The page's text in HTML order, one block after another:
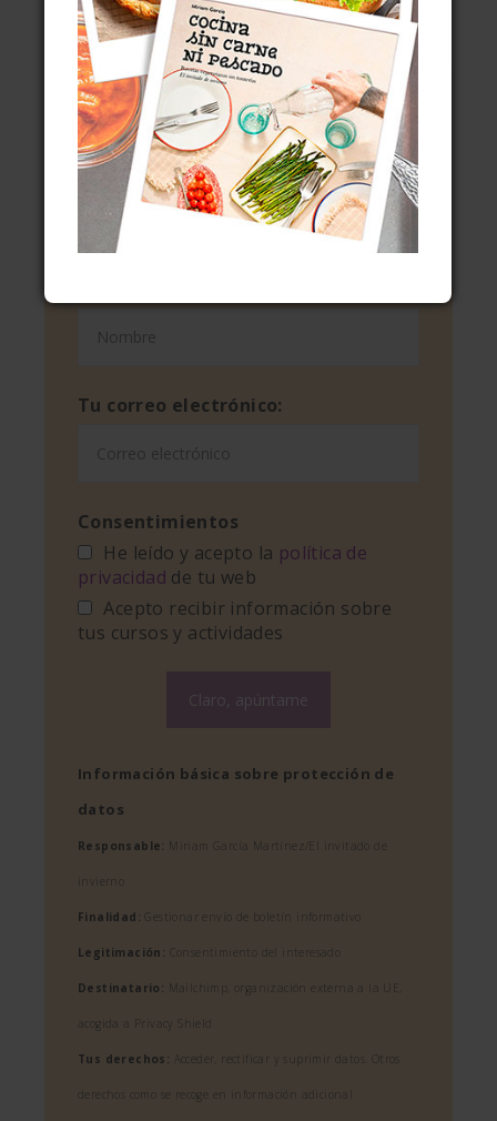
SUSCRÍBETE PARA NO PERDERTE NADA Y
LLÉVATE UN MINIRRECETARIO
ENTÉRATE DE LO QUE SE
CUECE
Tu correo electrónico:
Consentimientos
He leído y acepto la política de
privacidad de tu web
Acepto recibir información sobre
tus cursos y actividades
Información básica sobre protección de
datos
Responsable: Miriam García Martínez/El invitado de
invierno
Finalidad: Gestionar envío de boletín informativo
Legitimación: Consentimiento del interesado
Destinatario: Mailchimp, organización externa a la UE,
acogida a Privacy Shield
Tus derechos: Acceder, rectificar y suprimir datos. Otros
derechos como se recoge en información adicional